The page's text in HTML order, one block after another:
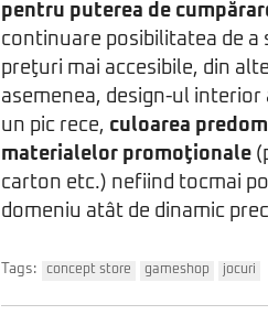
pentru puterea de
continuare posibilitatea de a
preţuri mai accesibile, din
asemenea, design-ul interior
un pic rece, culoarea
materialelor promoţionale
carton etc.) nefiind tocmai
domeniu atât de dinamic
Tags: concept store gameshop jocuri